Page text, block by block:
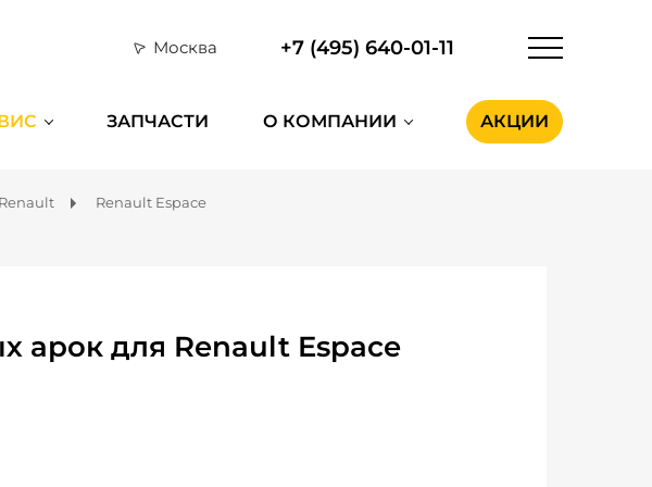
Москва +7 (495) 640-01-11
ЗАПЧАСТИ О КОМПАНИИ АКЦИИ
Renault Renault Espace
арок для Renault Espace